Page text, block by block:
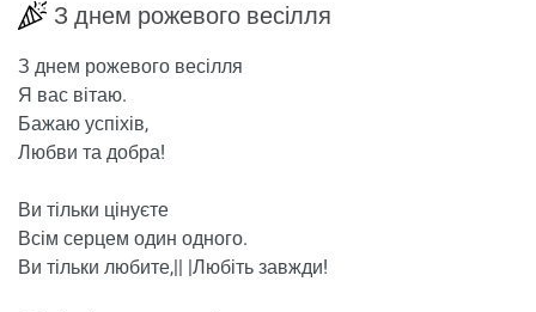
З днем ​​рожевого весілля
З днем ​​рожевого весілля
Я вас вітаю.
Бажаю успіхів,
Любви та добра!
Ви тільки цінуєте
Всім серцем один одного.
Ви тільки любите,|| |Любіть завжди!